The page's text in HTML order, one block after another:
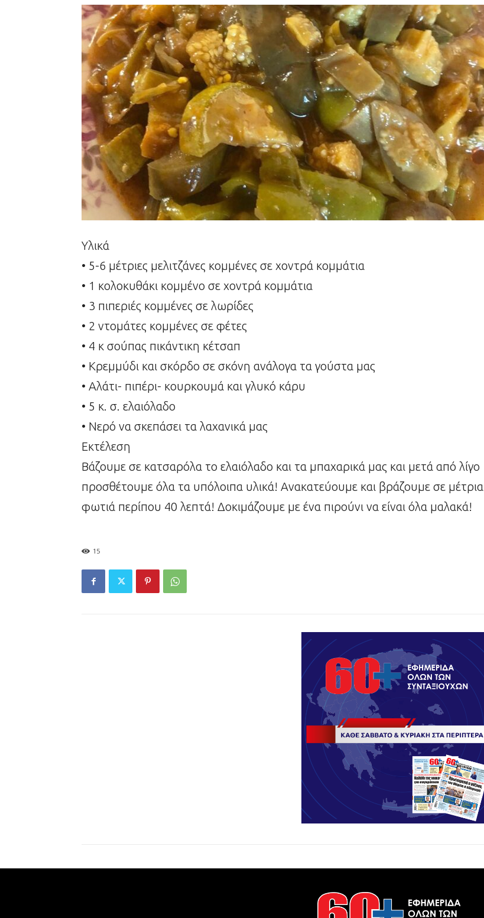
Υλικά
• 5-6 μέτριες μελιτζάνες κομμένες σε χοντρά κομμάτια
• 1 κολοκυθάκι κομμένο σε χοντρά κομμάτια
• 3 πιπεριές κομμένες σε λωρίδες
• 2 ντομάτες κομμένες σε φέτες
• 4 κ σούπας πικάντικη κέτσαπ
• Κρεμμύδι και σκόρδο σε σκόνη ανάλογα τα γούστα μας
• Αλάτι- πιπέρι- κουρκουμά και γλυκό κάρυ
• 5 κ. σ. ελαιόλαδο
• Νερό να σκεπάσει τα λαχανικά μας
Εκτέλεση
Βάζουμε σε κατσαρόλα το ελαιόλαδο και τα μπαχαρικά μας και μετά από λίγο
προσθέτουμε όλα τα υπόλοιπα υλικά! Ανακατεύουμε και βράζουμε σε μέτρια
φωτιά περίπου 40 λεπτά! Δοκιμάζουμε με ένα πιρούνι να είναι όλα μαλακά!
15